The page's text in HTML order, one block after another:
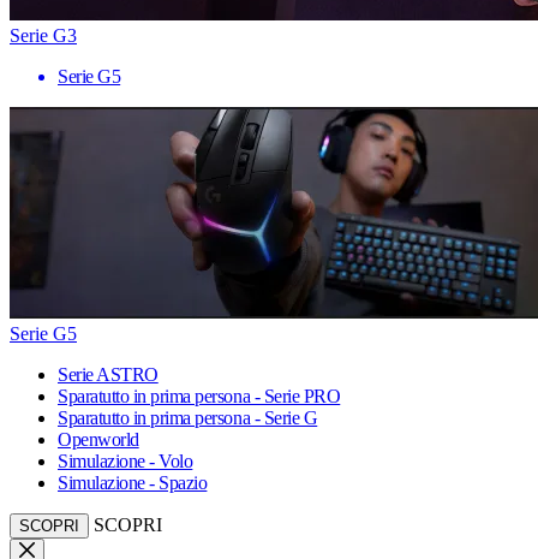
Serie G3
Serie G5
Serie G5
Serie ASTRO
Sparatutto in prima persona - Serie PRO
Sparatutto in prima persona - Serie G
Openworld
Simulazione - Volo
Simulazione - Spazio
SCOPRI SCOPRI